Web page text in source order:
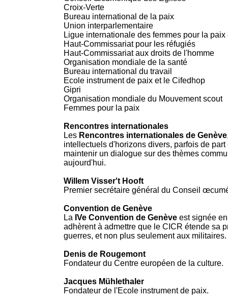
Croix-Verte
Bureau international de la paix
Union interparlementaire
Ligue internationale des femmes pour la paix
Haut-Commissariat pour les réfugiés
Haut-Commissariat aux droits de l'homme
Organisation mondiale de la santé
Bureau international du travail
Ecole instrument de paix et le Cifedhop
Gipri
Organisation mondiale du Mouvement scout
Femmes pour la paix
Rencontres internationales
Les Rencontres internationales de Genève
intellectuels d'horizons divers, parfois de
maintenir un dialogue sur des thèmes
aujourd'hui.
Willem Visser't Hooft
Premier secrétaire général du Conseil
Convention de Genève
La IVe Convention de Genève est signée
adhèrent à admettre que le CICR étende sa
guerres, et non plus seulement aux militaires.
Denis de Rougemont
Fondateur du Centre européen de la culture.
Jacques Mühlethaler
Fondateur de l'Ecole instrument de paix.